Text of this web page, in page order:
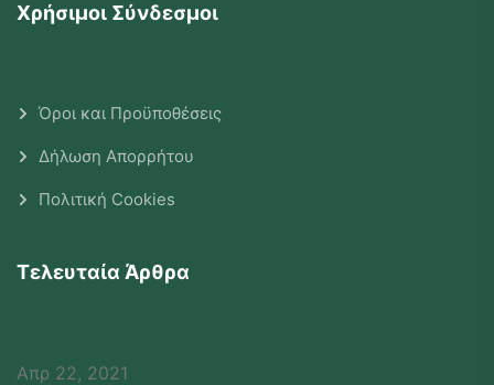
Χρήσιμοι Σύνδεσμοι
Όροι και Προϋποθέσεις
Δήλωση Απορρήτου
Πολιτική Cookies
Τελευταία Άρθρα
Απρ 22, 2021